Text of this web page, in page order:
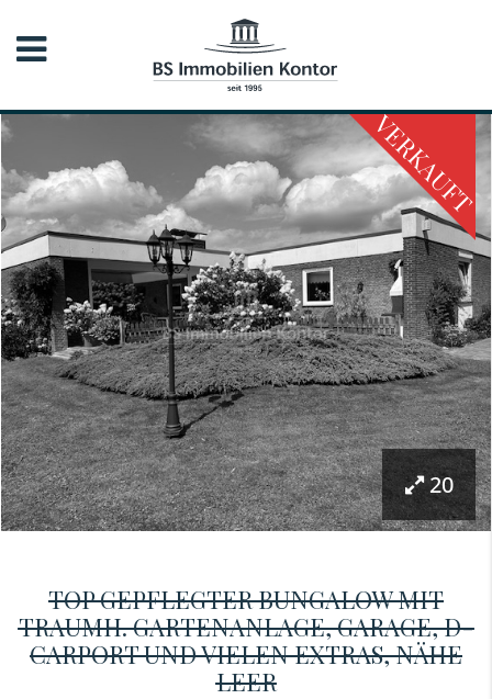
VERKAUFT
20
TOP GEPFLEGTER BUNGALOW MIT
TRAUMH. GARTENANLAGE, GARAGE, D-
CARPORT UND VIELEN EXTRAS, NÄHE
LEER